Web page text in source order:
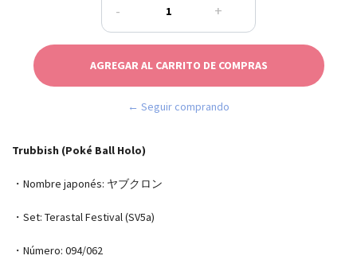
- +
← Seguir comprando
Trubbish (Poké Ball Holo)
・Nombre japonés: ヤブクロン
・Set: Terastal Festival (SV5a)
・Número: 094/062